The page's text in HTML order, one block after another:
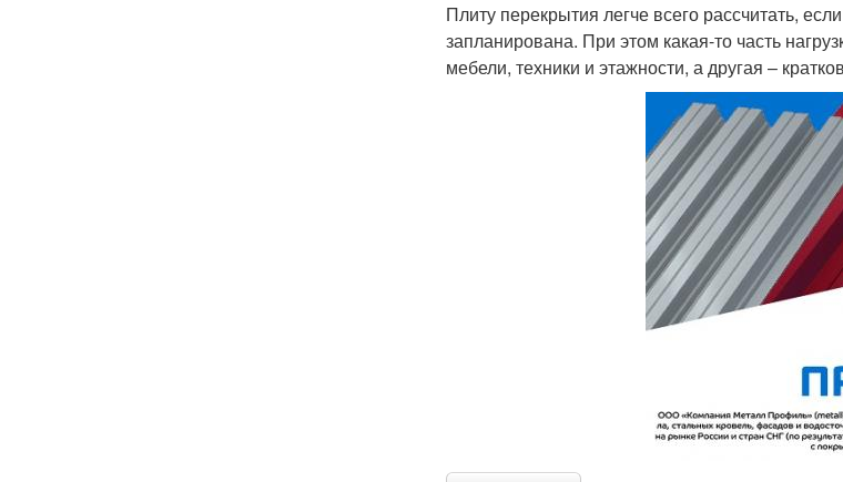
Плиту перекрытия легче всего рассчитать,
запланирована. При этом какая-то часть
мебели, техники и этажности, а другая –